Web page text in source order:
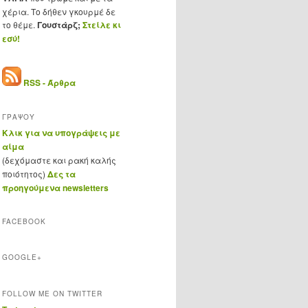
χέρια. Το δήθεν γκουρμέ δε
το θέμε. Γουστάρζ; Στείλε κι
εσύ!
RSS - Άρθρα
ΓΡΑΨΟΥ
Κλικ για να υπογράψεις με
αίμα
(δεχόμαστε και ρακή καλής
ποιότητος) Δες τα
προηγούμενα newsletters
FACEBOOK
GOOGLE+
FOLLOW ME ON TWITTER